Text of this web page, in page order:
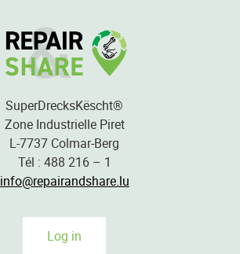
SuperDrecksKëscht®
Zone Industrielle Piret
L-7737 Colmar-Berg
Tél : 488 216 – 1
info@repairandshare.lu
Log in